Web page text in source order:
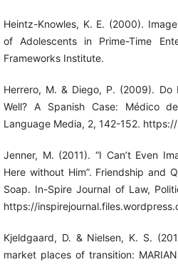
Heintz-Knowles, K. E. (2000).
of Adolescents in Prime-Time
Frameworks Institute.
Herrero, M. & Diego, P. (2009). Do
Well? A Spanish Case: Médico
Language Media, 2, 142-152.
Jenner, M. (2011). “I Can’t Even
Here without Him”. Friendship and
Soap. In-Spire Journal of Law,
https://
Kjeldgaard, D. & Nielsen, K. S.
market places of transition: